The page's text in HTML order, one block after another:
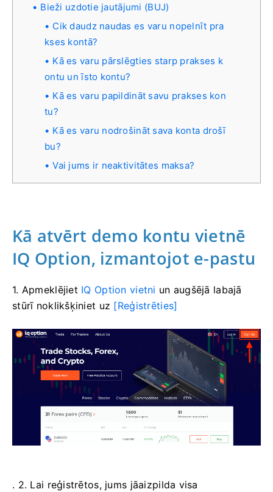
Bieži uzdotie jautājumi (BUJ)
Cik daudz naudas es varu nopelnīt pra
kses kontā?
Kā es varu pārslēgties starp prakses k
ontu un īsto kontu?
Kā es varu papildināt savu prakses kon
tu?
Kā es varu nodrošināt sava konta drošī
bu?
Vai jums ir neaktivitātes maksa?
Kā atvērt demo kontu vietnē
IQ Option, izmantojot e-pastu
1. Apmeklējiet IQ Option vietni un augšējā labajā
stūrī noklikšķiniet uz [Reģistrēties]
. 2. Lai reģistrētos, jums jāaizpilda visa